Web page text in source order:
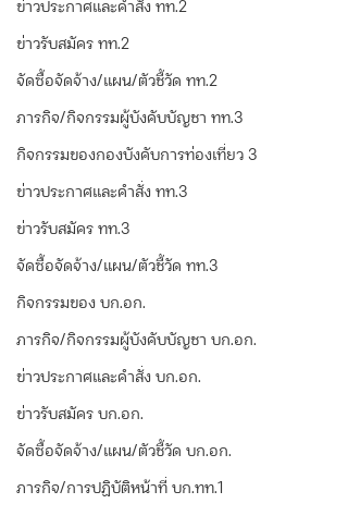
ข่าวประกาศและคำสั่ง ทท.2
ข่าวรับสมัคร ทท.2
จัดซื้อจัดจ้าง/แผน/ตัวชี้วัด ทท.2
ภารกิจ/กิจกรรมผู้บังคับบัญชา ทท.3
กิจกรรมของกองบังคับการท่องเที่ยว 3
ข่าวประกาศและคำสั่ง ทท.3
ข่าวรับสมัคร ทท.3
จัดซื้อจัดจ้าง/แผน/ตัวชี้วัด ทท.3
กิจกรรมของ บก.อก.
ภารกิจ/กิจกรรมผู้บังคับบัญชา บก.อก.
ข่าวประกาศและคำสั่ง บก.อก.
ข่าวรับสมัคร บก.อก.
จัดซื้อจัดจ้าง/แผน/ตัวชี้วัด บก.อก.
ภารกิจ/การปฏิบัติหน้าที่ บก.ทท.1